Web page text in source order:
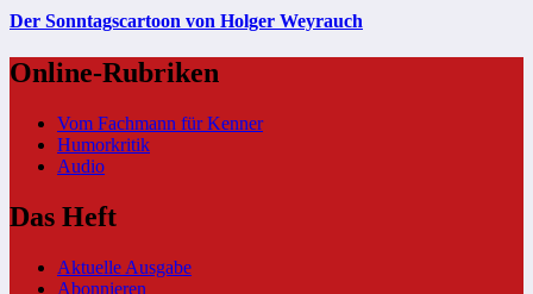
Der Sonntagscartoon von Holger Weyrauch
Online-Rubriken
Vom Fachmann für Kenner
Humorkritik
Audio
Das Heft
Aktuelle Ausgabe
Abonnieren